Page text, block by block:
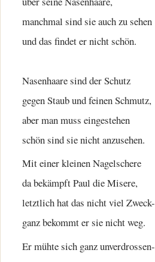
manchmal sind sie auch zu sehen
und das findet er nicht schön.
Nasenhaare sind der Schutz
gegen Staub und feinen Schmutz,
aber man muss eingestehen
schön sind sie nicht anzusehen.
Mit einer kleinen Nagelschere
da bekämpft Paul die Misere,
letztlich hat das nicht viel Zweck-
ganz bekommt er sie nicht weg.
Er mühte sich ganz unverdrossen-